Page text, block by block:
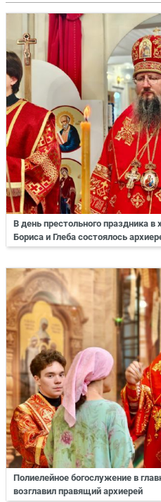
В день престольного праздника в
Бориса и Глеба состоялось
Полиелейное богослужение в
возглавил правящий архиерей